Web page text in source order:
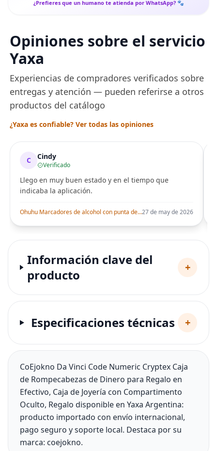
¿Prefieres que un humano te atienda por WhatsApp? 🐾
Opiniones sobre el servicio
Yaxa
Experiencias de compradores verificados sobre
entregas y atención — pueden referirse a otros
productos del catálogo
¿Yaxa es confiable? Ver todas las opiniones
C Cindy
Verificado
Llego en muy buen estado y en el tiempo que
indicaba la aplicación.
Ohuhu Marcadores de alcohol con punta de pincel – Juego de marcadores artísticos de doble punta con certificación AP para artistas adultos27 de may de 2026
Información clave del
producto
+
Especificaciones técnicas +
CoEjokno Da Vinci Code Numeric Cryptex Caja
de Rompecabezas de Dinero para Regalo en
Efectivo, Caja de Joyería con Compartimento
Oculto, Regalo disponible en Yaxa Argentina:
producto importado con envío internacional,
pago seguro y soporte local. Destaca por su
marca: coejokno.